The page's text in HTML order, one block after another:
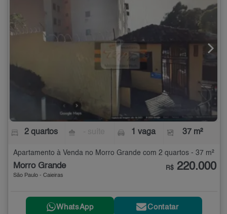
2 quartos 1 vaga 37 m²
Apartamento à Venda no Morro Grande com 2 quartos - 37 m²
Morro Grande
São Paulo - Caieiras
R$ 220.000
WhatsApp Contatar